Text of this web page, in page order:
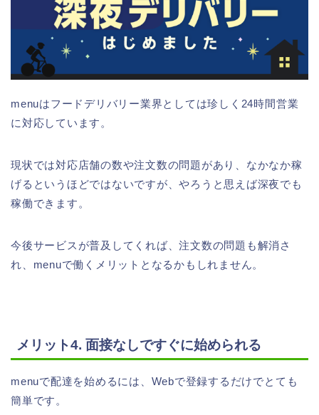
menuはフードデリバリー業界としては珍しく24時間営業
に対応しています。
現状では対応店舗の数や注文数の問題があり、なかなか稼
げるというほどではないですが、やろうと思えば深夜でも
稼働できます。
今後サービスが普及してくれば、注文数の問題も解消さ
れ、menuで働くメリットとなるかもしれません。
メリット4. 面接なしですぐに始められる
menuで配達を始めるには、Webで登録するだけでとても
簡単です。